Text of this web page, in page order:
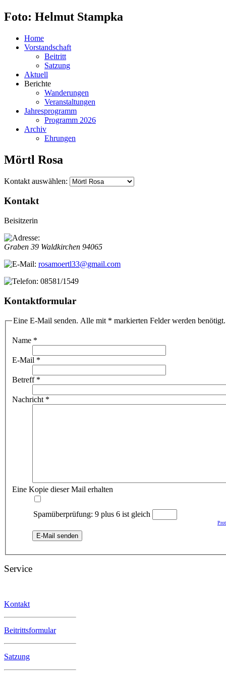
Foto: Helmut Stampka
Home
Vorstandschaft
Beitritt
Satzung
Aktuell
Berichte
Wanderungen
Veranstaltungen
Jahresprogramm
Programm 2026
Archiv
Ehrungen
Mörtl Rosa
Kontakt auswählen:
Kontakt
Beisitzerin
Graben 39 Waldkirchen 94065
rosamoertl33@gmail.com
08581/1549
Kontaktformular
Eine E-Mail senden. Alle mit * markierten Felder werden benötigt.
Name *
E-Mail *
Betreff*
Nachricht *
Eine Kopie dieser Mail erhalten
Spamüberprüfung: 9 plus 6 ist gleich
E-Mail senden
Service
Kontakt
Beitrittsformular
Satzung